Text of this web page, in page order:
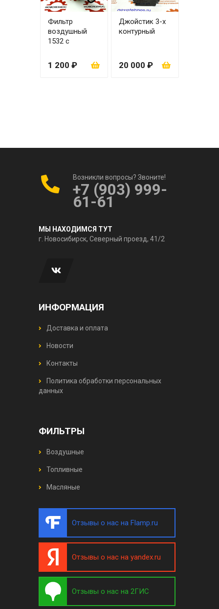
Фильтр
воздушный
1532 с
1 200 ₽
Джойстик 3-х
контурный
20 000 ₽
Возникли вопросы? Звоните!
+7 (903) 999-
61-61
МЫ НАХОДИМСЯ ТУТ
г. Новосибирск, Северный проезд, 41/2
ИНФОРМАЦИЯ
Доставка и оплата
Новости
Контакты
Политика обработки персональных
данных
ФИЛЬТРЫ
Воздушные
Топливные
Масляные
Отзывы о нас на Flamp.ru
Отзывы о нас на yandex.ru
Отзывы о нас на 2ГИС